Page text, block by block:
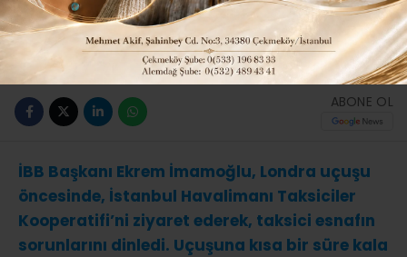
Giriş: 14-11-2019 00:02
Güncelleme: 14-11-2019 00:02
293 Güncel
ABONE OL
İBB Başkanı Ekrem İmamoğlu, Londra uçuşu
öncesinde, İstanbul Havalimanı Taksiciler
Kooperatifi’ni ziyaret ederek, taksici esnafın
sorunlarını dinledi. Uçuşuna kısa bir süre kala